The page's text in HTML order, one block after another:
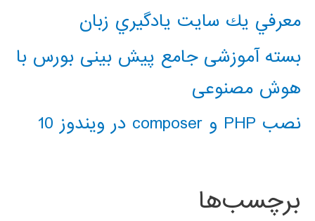
معرفي يك سايت يادگيري زبان
بسته آموزشی جامع پیش بینی بورس با
هوش مصنوعی
نصب PHP و composer در ویندوز 10
برچسب‌ها